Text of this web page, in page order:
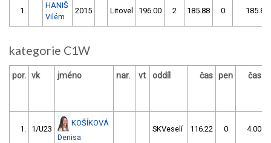
1.
HANIŠ
Vilém
2015 Litovel 196.00 2 185.88 0 185.88
kategorie C1W
por. vk jméno nar. vt oddíl čas pen čas
1. 1/U23
KOŠÍKOVÁ
Denisa
SKVeselí 116.22 0 4.00